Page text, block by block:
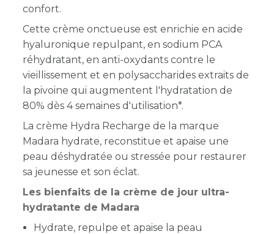
confort.
Cette crème onctueuse est enrichie en acide
hyaluronique repulpant, en sodium PCA
réhydratant, en anti-oxydants contre le
vieillissement et en polysaccharides extraits de
la pivoine qui augmentent l'hydratation de
80% dès 4 semaines d'utilisation*.
La crème Hydra Recharge de la marque
Madara hydrate, reconstitue et apaise une
peau déshydratée ou stressée pour restaurer
sa jeunesse et son éclat.
Les bienfaits de la crème de jour ultra-
hydratante de Madara
Hydrate, repulpe et apaise la peau